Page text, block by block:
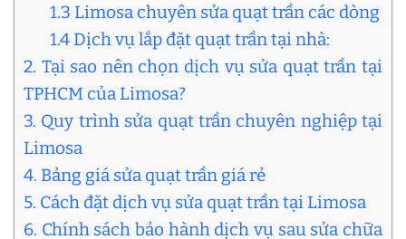
1.3 Limosa chuyên sửa quạt trần các dòng
1.4 Dịch vụ lắp đặt quạt trần tại nhà:
2. Tại sao nên chọn dịch vụ sửa quạt trần tại
TPHCM của Limosa?
3. Quy trình sửa quạt trần chuyên nghiệp tại
Limosa
4. Bảng giá sửa quạt trần giá rẻ
5. Cách đặt dịch vụ sửa quạt trần tại Limosa
6. Chính sách bảo hành dịch vụ sau sửa chữa